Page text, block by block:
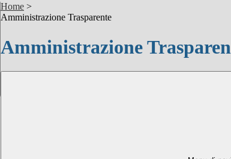
Home >
Amministrazione Trasparente
Amministrazione